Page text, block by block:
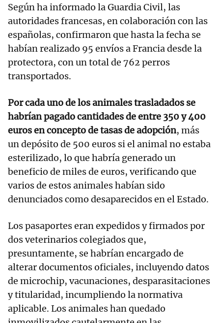
Según ha informado la Guardia Civil, las
autoridades francesas, en colaboración con las
españolas, confirmaron que hasta la fecha se
habían realizado 95 envíos a Francia desde la
protectora, con un total de 762 perros
transportados.
Por cada uno de los animales trasladados se
habrían pagado cantidades de entre 350 y 400
euros en concepto de tasas de adopción, más
un depósito de 500 euros si el animal no estaba
esterilizado, lo que habría generado un
beneficio de miles de euros, verificando que
varios de estos animales habían sido
denunciados como desaparecidos en el Estado.
Los pasaportes eran expedidos y firmados por
dos veterinarios colegiados que,
presuntamente, se habrían encargado de
alterar documentos oficiales, incluyendo datos
de microchip, vacunaciones, desparasitaciones
y titularidad, incumpliendo la normativa
aplicable. Los animales han quedado